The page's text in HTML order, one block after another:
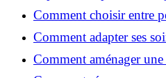
naturelle chez soi
Comment choisir entre
coulissante pour séparer
Comment adapter ses
en hiver ?
Comment aménager
conviviale : 12 idées déco